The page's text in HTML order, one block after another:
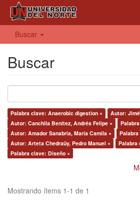
Buscar
Buscar
Palabra clave: Anaerobic digestion ×
Autor:
Autor: Canchila Benítez, Andrés Felipe ×
Autor: Amador Sanabria, Maria Camila ×
Autor: Arteta Chedraüy, Pedro Manuel ×
Palabra
Palabra clave: Diseño ×
Mostrando ítems 1-1 de 1